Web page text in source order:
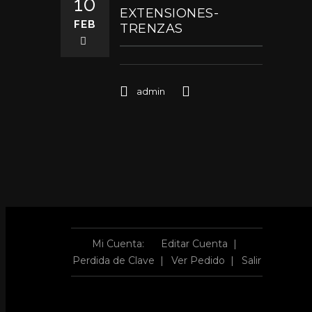
FEB
EXTENSIONES-
TRENZAS
admin
Mi Cuenta:
Editar Cuenta
Perdida de Clave
Ver Pedido Salir